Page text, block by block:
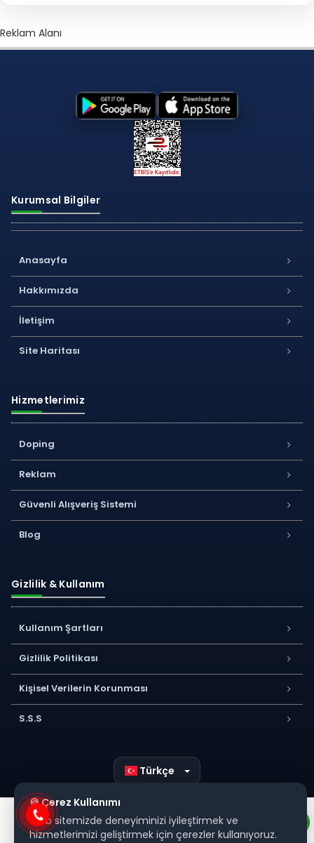
Reklam Alanı
Kurumsal Bilgiler
Anasayfa
Hakkımızda
İletişim
Site Haritası
Hizmetlerimiz
Doping
Reklam
Güvenli Alışveriş Sistemi
Blog
Gizlilik & Kullanım
Kullanım Şartları
Gizlilik Politikası
Kişisel Verilerin Korunması
S.S.S
Türkçe
🍪 Çerez Kullanımı
Web sitemizde deneyiminizi iyileştirmek ve
hizmetlerimizi geliştirmek için çerezler kullanıyoruz.